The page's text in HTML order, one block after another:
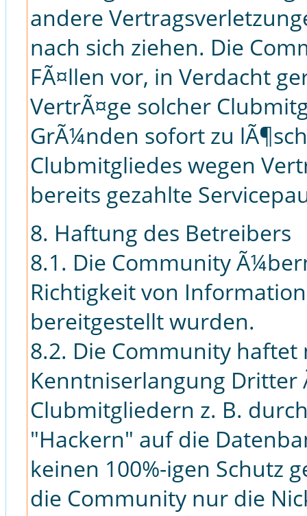
andere
nach sich ziehen. Die
FÃ¤llen vor, in Verdacht
VertrÃ¤ge solcher
GrÃ¼nden sofort zu
Clubmitgliedes wegen
bereits gezahlte
8. Haftung des Betreibers
8.1. Die Community
Richtigkeit von
bereitgestellt wurden.
8.2. Die Community
Kenntniserlangung
Clubmitgliedern z. B.
"Hackern" auf die
keinen 100%-igen Schutz
die Community nur die